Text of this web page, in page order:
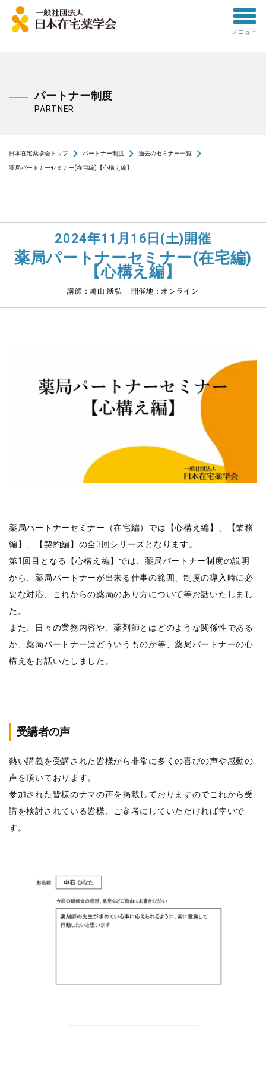
toggle
メニュー
パートナー制度
PARTNER
日本在宅薬学会トップnavigate_next パートナー制度 navigate_next 過去のセミナー一覧 navigate_next
薬局パートナーセミナー(在宅編)【心構え編】
2024年11月16日(土)開催
薬局パートナーセミナー(在宅編)
【心構え編】
講師：崎山 勝弘 開催地：オンライン
薬局パートナーセミナー（在宅編）では【心構え編】、【業務
編】、【契約編】の全3回シリーズとなります。
第1回目となる【心構え編】では、薬局パートナー制度の説明
から、薬局パートナーが出来る仕事の範囲、制度の導入時に必
要な対応、これからの薬局のあり方について等お話いたしまし
た。
また、日々の業務内容や、薬剤師とはどのような関係性である
か、薬局パートナーはどういうものか等、薬局パートナーの心
構えをお話いたしました。
受講者の声
熱い講義を受講された皆様から非常に多くの喜びの声や感動の
声を頂いております。
参加された皆様のナマの声を掲載しておりますのでこれから受
講を検討されている皆様、ご参考にしていただければ幸いで
す。